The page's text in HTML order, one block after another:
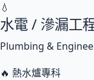
💧
水電 / 滲漏工
Plumbing &
🔥 熱水爐專科